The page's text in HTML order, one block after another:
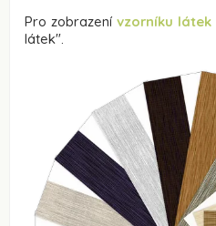
Pro zobrazenívzorníku látek
látek"